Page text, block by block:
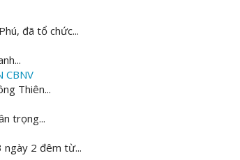
đã tổ chức...
CBNV
Thiên...
trọng...
ngày 2 đêm từ...